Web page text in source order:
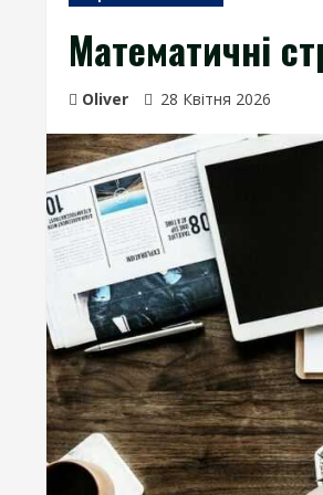
Математичні
Oliver 28 Квітня 2026